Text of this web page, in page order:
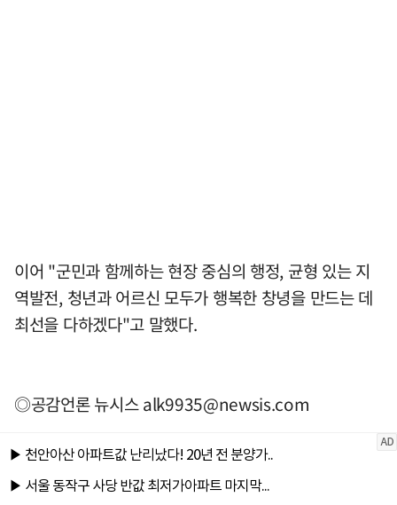
이어 "군민과 함께하는 현장 중심의 행정, 균형 있는 지
역발전, 청년과 어르신 모두가 행복한 창녕을 만드는 데
최선을 다하겠다"고 말했다.
◎공감언론 뉴시스alk9935@newsis.com